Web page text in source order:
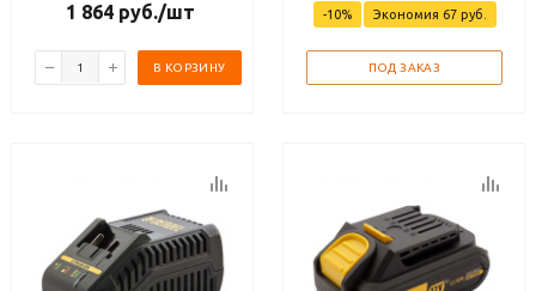
1 864 руб./шт
В КОРЗИНУ
-10% Экономия 67руб.
ПОД ЗАКАЗ